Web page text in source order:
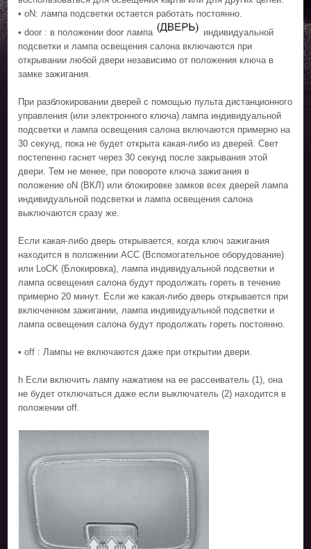
• oN: лампа подсветки остается работать постоянно.
• door : в положении door лампа
индивидуальной
подсветки и лампа освещения салона включаются при
открывании любой двери независимо от положения ключа в
замке зажигания.
При разблокировании дверей с помощью пульта дистанционного
управления (или электронного ключа) лампа индивидуальной
подсветки и лампа освещения салона включаются примерно на
30 секунд, пока не будет открыта какая-либо из дверей. Свет
постепенно гаснет через 30 секунд после закрывания этой
двери. Тем не менее, при повороте ключа зажигания в
положение oN (ВКЛ) или блокировке замков всех дверей лампа
индивидуальной подсветки и лампа освещения салона
выключаются сразу же.
Если какая-либо дверь открывается, когда ключ зажигания
находится в положении ACC (Вспомогательное оборудование)
или LoCK (Блокировка), лампа индивидуальной подсветки и
лампа освещения салона будут продолжать гореть в течение
примерно 20 минут. Если же какая-либо дверь открывается при
включенном зажигании, лампа индивидуальной подсветки и
лампа освещения салона будут продолжать гореть постоянно.
• off : Лампы не включаются даже при открытии двери.
h Если включить лампу нажатием на ее рассеиватель (1), она
не будет отключаться даже если выключатель (2) находится в
положении off.